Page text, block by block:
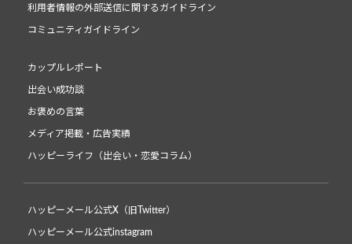
利用者情報の外部送信に関するガイドライン
コミュニティガイドライン
カップルレポート
出会い成功談
お褒めの言葉
メディア掲載・広告実績
ハッピーライフ（出会い・恋愛コラム）
ハッピーメール公式X（旧Twitter）
ハッピーメール公式instagram